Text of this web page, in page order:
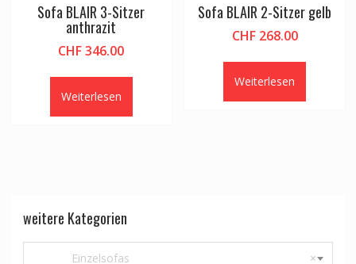
Sofa BLAIR 3-Sitzer
anthrazit
CHF346.00
Weiterlesen
Sofa BLAIR 2-Sitzer gelb
CHF268.00
Weiterlesen
weitere Kategorien
×
Einzelsofas